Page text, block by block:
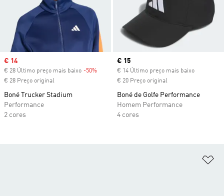
Sale price
€ 14
€ 28 Último preço mais baixo -50% Discount
€ 28 Preço original
Boné Trucker Stadium
Performance
2 cores
Current price
€ 15
€ 14 Último preço mais baixo
€ 20 Preço original
Boné de Golfe Performance
Homem Performance
4 cores